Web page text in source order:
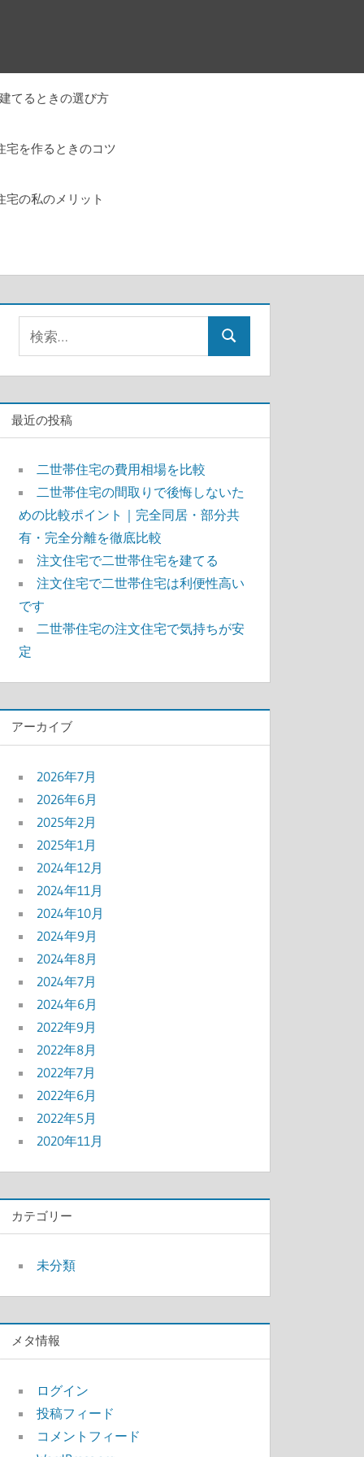
てるときの選び方
宅を作るときのコツ
宅の私のメリット
検
最近の投稿
二世帯住宅の費用相場を比較
二世帯住宅の間取りで後悔しないた
めの比較ポイント｜完全同居・部分共
有・完全分離を徹底比較
注文住宅で二世帯住宅を建てる
注文住宅で二世帯住宅は利便性高い
です
二世帯住宅の注文住宅で気持ちが安
定
アーカイブ
2026年7月
2026年6月
2025年2月
2025年1月
2024年12月
2024年11月
2024年10月
2024年9月
2024年8月
2024年7月
2024年6月
2022年9月
2022年8月
2022年7月
2022年6月
2022年5月
2020年11月
カテゴリー
未分類
メタ情報
ログイン
投稿フィード
コメントフィード